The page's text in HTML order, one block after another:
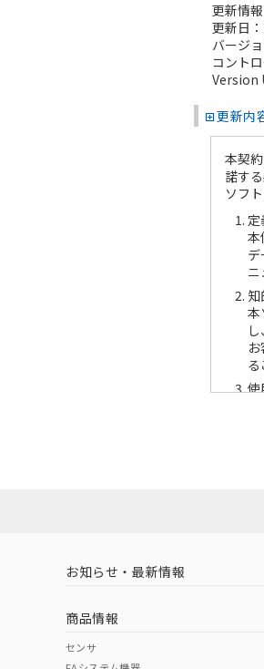
更新情
更新日
バージ
コント
Version
更新内
本契
諾す
ソフ
定
本
ニ
本
る
使
お知らせ・最新情報
商品情報
センサ